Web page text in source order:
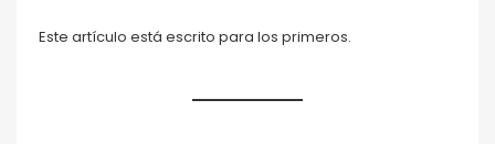
Este artículo está escrito para los primeros.